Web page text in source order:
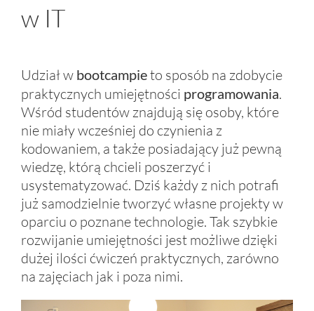
w IT
Udział w bootcampieto sposób na zdobycie
praktycznych umiejętności programowania.
Wśród studentów znajdują się osoby, które
nie miały wcześniej do czynienia z
kodowaniem, a także posiadający już pewną
wiedzę, którą chcieli poszerzyć i
usystematyzować. Dziś każdy z nich potrafi
już samodzielnie tworzyć własne projekty w
oparciu o poznane technologie. Tak szybkie
rozwijanie umiejętności jest możliwe dzięki
dużej ilości ćwiczeń praktycznych, zarówno
na zajęciach jak i poza nimi.